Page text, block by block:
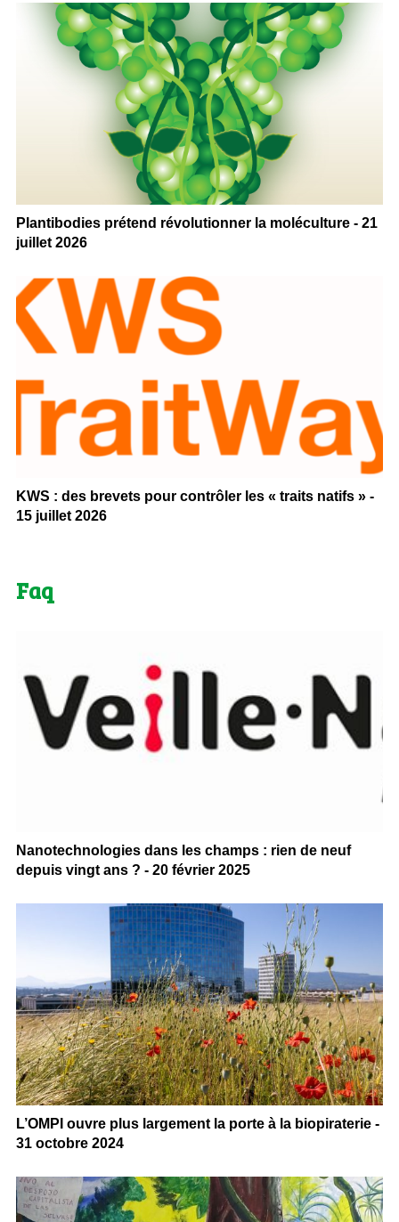
Plantibodies prétend révolutionner la moléculture - 21
juillet 2026
KWS : des brevets pour contrôler les « traits natifs » -
15 juillet 2026
Faq
Nanotechnologies dans les champs : rien de neuf
depuis vingt ans ? - 20 février 2025
L’OMPI ouvre plus largement la porte à la biopiraterie -
31 octobre 2024